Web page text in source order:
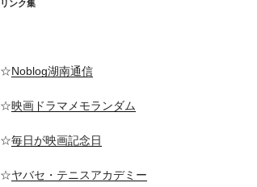
リンク集
☆Noblog湖南通信
☆映画ドラマメモランダム
☆毎日が映画記念日
☆ヤバセ・テニスアカデミー